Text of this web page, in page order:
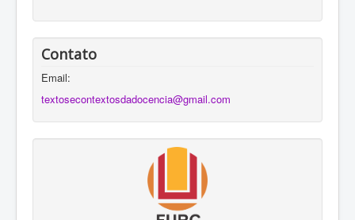
Contato
Email:
textosecontextosdadocencia@gmail.com